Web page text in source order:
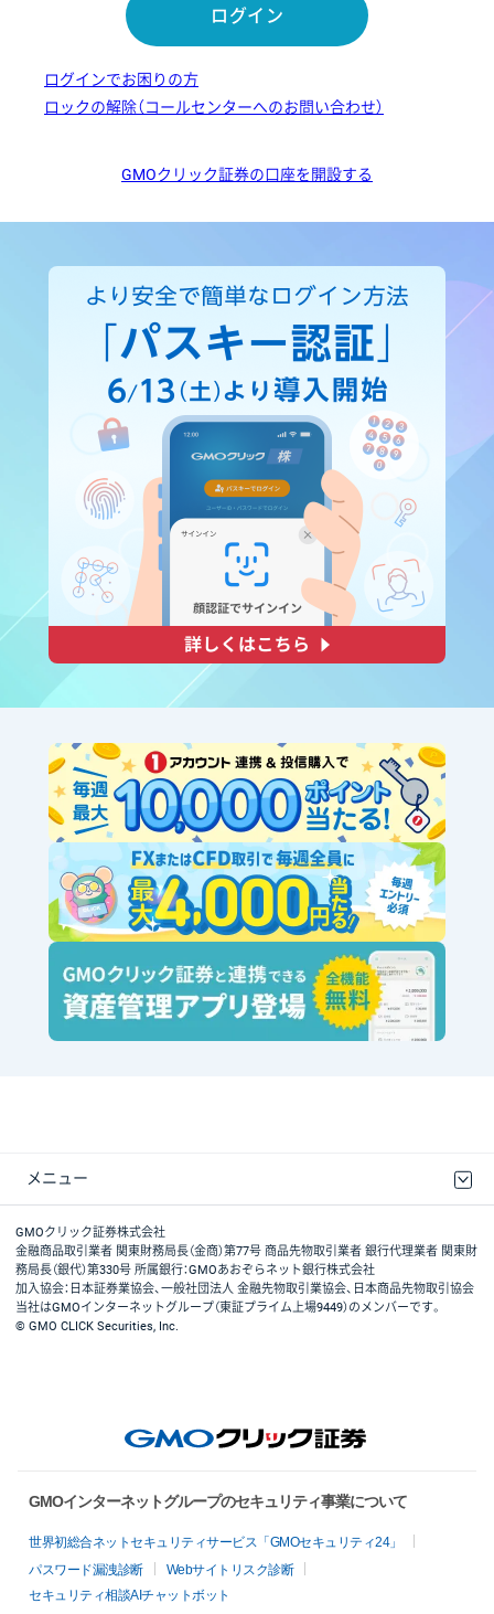
ログイン
ログインでお困りの方
ロックの解除（コールセンターへのお問い合わせ）
GMOクリック証券の口座を開設する
メニュー
取引規程・約款
最良執行方針
ディスクレイマー
リスク説明
GMOクリック証券ホームページ
GMOクリック証券株式会社
金融商品取引業者 関東財務局長（金商）第77号 商品先物取引業者 銀行代理業者 関東財
務局長（銀代）第330号 所属銀行：GMOあおぞらネット銀行株式会社
加入協会：日本証券業協会、一般社団法人 金融先物取引業協会、日本商品先物取引協会
当社はGMOインターネットグループ（東証プライム上場9449）のメンバーです。
© GMO CLICK Securities, Inc.
GMOインターネットグループのセキュリティ事業について
世界初総合ネットセキュリティサービス「GMOセキュリティ24」
パスワード漏洩診断
Webサイトリスク診断
セキュリティ相談AIチャットボット